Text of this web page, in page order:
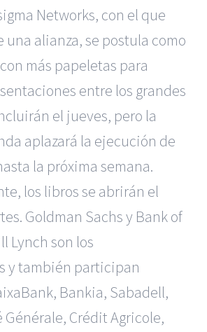
Networks, con el que
una alianza, se postula como
más papeletas para
entre los grandes
el jueves, pero la
aplazará la ejecución de
la próxima semana.
los libros se abrirán el
Goldman Sachs y Bank of
Lynch son los
y también participan
Bankia, Sabadell,
Générale, Crédit Agricole,